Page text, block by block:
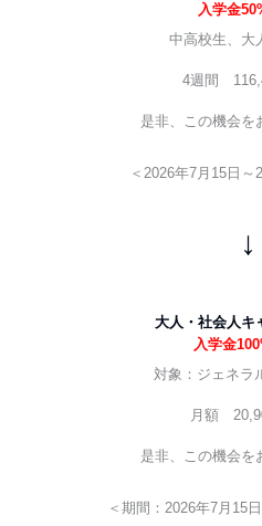
入学金
中高校生、大
4週間
是非、この機会を
＜2026年7月15日～
↓
大人・社会人
入学金
対象：ジェネラ
月額
是非、この機会を
＜期間：2026年7月15